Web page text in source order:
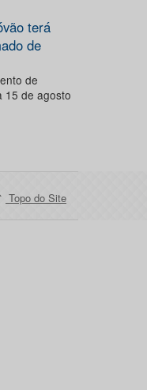
terá
de
de
15 de agosto
Topo do Site